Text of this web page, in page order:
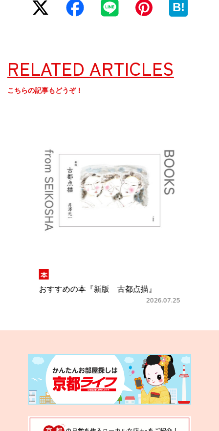
B!
RELATED ARTICLES
こちらの記事もどうぞ！
本
おすすめの本『新版 古都点描』
2026.07.25